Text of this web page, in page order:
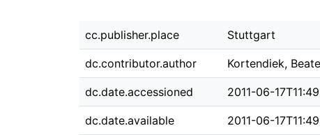
cc.publisher.place Stuttgart
dc.contributor.author Kortendiek, Beate
dc.date.accessioned 2011-06-
dc.date.available 2011-06-